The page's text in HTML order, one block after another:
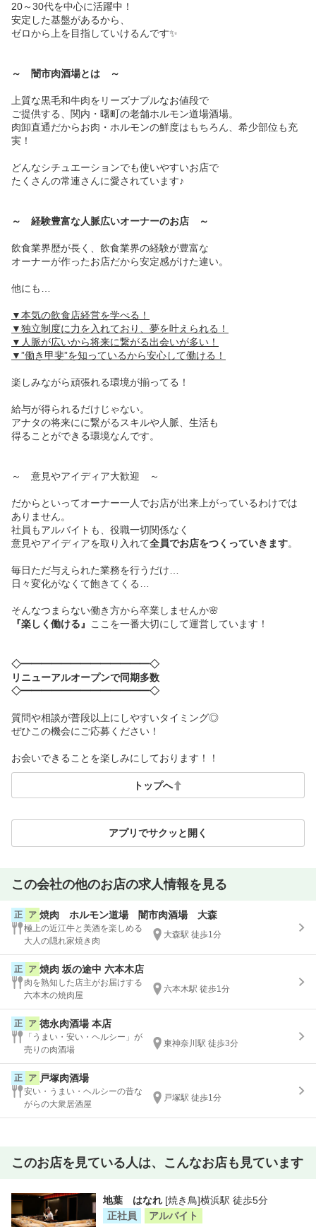
20～30代を中心に活躍中！
安定した基盤があるから、
ゼロから上を目指していけるんです✨
～ 闇市肉酒場とは ～
上質な黒毛和牛肉をリーズナブルなお値段で
ご提供する、関内・曙町の老舗ホルモン道場酒場。
肉卸直通だからお肉・ホルモンの鮮度はもちろん、希少部位も充
実！
どんなシチュエーションでも使いやすいお店で
たくさんの常連さんに愛されています♪
～ 経験豊富な人脈広いオーナーのお店 ～
飲食業界歴が長く、飲食業界の経験が豊富な
オーナーが作ったお店だから安定感がけた違い。
他にも…
▼本気の飲食店経営を学べる！
▼独立制度に力を入れており、夢を叶えられる！
▼人脈が広いから将来に繋がる出会いが多い！
▼”働き甲斐”を知っているから安心して働ける！
楽しみながら頑張れる環境が揃ってる！
給与が得られるだけじゃない。
アナタの将来にに繋がるスキルや人脈、生活も
得ることができる環境なんです。
～ 意見やアイディア大歓迎 ～
だからといってオーナー一人でお店が出来上がっているわけでは
ありません。
社員もアルバイトも、役職一切関係なく
意見やアイディアを取り入れて全員でお店をつくっていきます。
毎日ただ与えられた業務を行うだけ…
日々変化がなくて飽きてくる…
そんなつまらない働き方から卒業しませんか🌸
『楽しく働ける』
ここを一番大切にして運営しています！
◇━━━━━━━━━━━━━◇
リニューアルオープンで同期多数
◇━━━━━━━━━━━━━◇
質問や相談が普段以上にしやすいタイミング◎
ぜひこの機会にご応募ください！
お会いできることを楽しみにしております！！
トップへ
アプリでサクッと開く
この会社の他のお店の求人情報を見る
正 ア 焼肉 ホルモン道場 闇市肉酒場 大森
極上の近江牛と美酒を楽しめる
大人の隠れ家焼き肉
大森駅 徒歩1分
正 ア 焼肉 坂の途中 六本木店
肉を熟知した店主がお届けする
六本木の焼肉屋
六本木駅 徒歩1分
正 ア 徳永肉酒場 本店
「うまい・安い・ヘルシー」が
売りの肉酒場
東神奈川駅 徒歩3分
正 ア 戸塚肉酒場
安い・うまい・ヘルシーの昔な
がらの大衆居酒屋
戸塚駅 徒歩1分
このお店を見ている人は、こんなお店も見ています
地葉 はなれ [焼き鳥]横浜駅 徒歩5分
正社員
アルバイト